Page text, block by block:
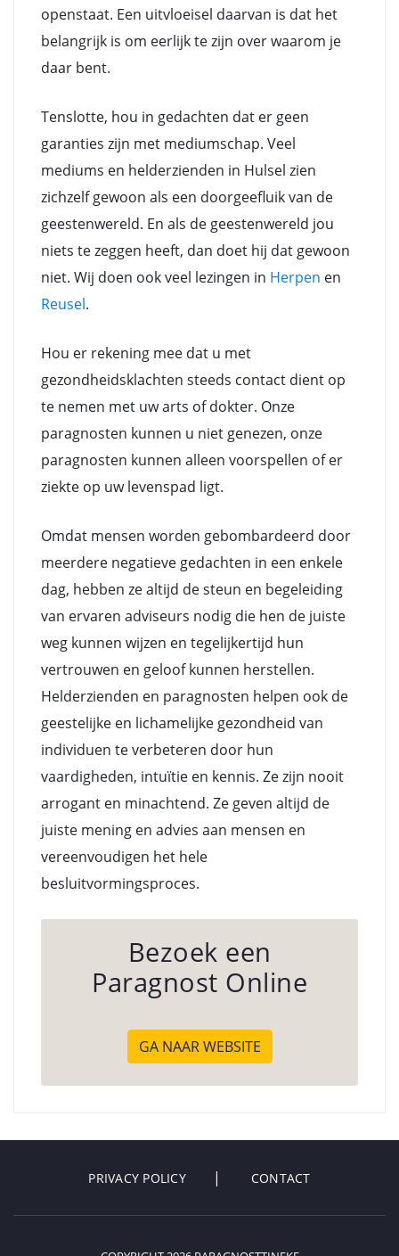
openstaat. Een uitvloeisel daarvan is dat het
belangrijk is om eerlijk te zijn over waarom je
daar bent.
Tenslotte, hou in gedachten dat er geen
garanties zijn met mediumschap. Veel
mediums en helderzienden in Hulsel zien
zichzelf gewoon als een doorgeefluik van de
geestenwereld. En als de geestenwereld jou
niets te zeggen heeft, dan doet hij dat gewoon
niet. Wij doen ook veel lezingen in Herpen en
Reusel.
Hou er rekening mee dat u met
gezondheidsklachten steeds contact dient op
te nemen met uw arts of dokter. Onze
paragnosten kunnen u niet genezen, onze
paragnosten kunnen alleen voorspellen of er
ziekte op uw levenspad ligt.
Omdat mensen worden gebombardeerd door
meerdere negatieve gedachten in een enkele
dag, hebben ze altijd de steun en begeleiding
van ervaren adviseurs nodig die hen de juiste
weg kunnen wijzen en tegelijkertijd hun
vertrouwen en geloof kunnen herstellen.
Helderzienden en paragnosten helpen ook de
geestelijke en lichamelijke gezondheid van
individuen te verbeteren door hun
vaardigheden, intuïtie en kennis. Ze zijn nooit
arrogant en minachtend. Ze geven altijd de
juiste mening en advies aan mensen en
vereenvoudigen het hele
besluitvormingsproces.
Bezoek een
Paragnost Online
GA NAAR WEBSITE
PRIVACY POLICY CONTACT